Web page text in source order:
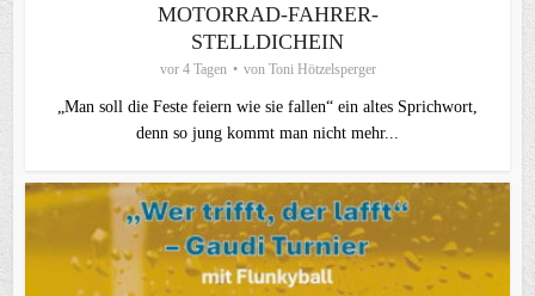
MOTORRAD-FAHRER-
STELLDICHEIN
vor 4 Tagen von Toni Hötzelsperger
„Man soll die Feste feiern wie sie fallen“ ein altes Sprichwort,
denn so jung kommt man nicht mehr...